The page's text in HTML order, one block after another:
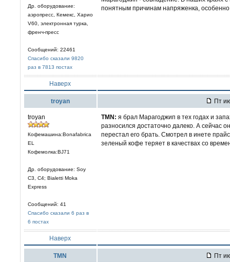
Др. оборудование:
аэропресс, Кемекс, Харио
V60, электронная турка,
френч-пресс
Сообщений: 22461
Спасибо сказали 9820
раз в 7813 постах
понятным причинам напряженка,
Наверх
troyan Пт
troyan
Кофемашина:Bonafabrica
EL
Кофемолка:BJ71
Др. оборудование: Soy
C3, С4; Bialetti Moka
Express
Сообщений: 41
Спасибо сказали 6 раз в
6 постах
TMN: я брал Марагоджип в тех годах и
разносился достаточно далеко. А сейчас
перестал его брать. Смотрел в инете
зеленый кофе теряет в качествах со
Наверх
TMN Пт